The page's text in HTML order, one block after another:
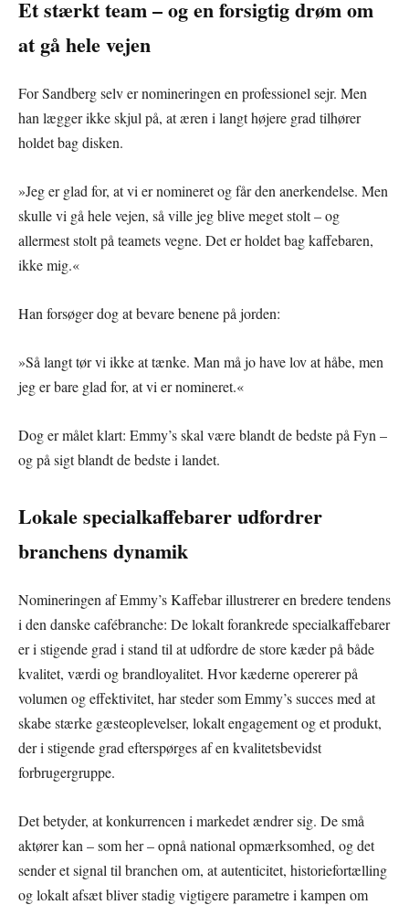
Et stærkt team – og en forsigtig drøm om
at gå hele vejen
For Sandberg selv er nomineringen en professionel sejr. Men
han lægger ikke skjul på, at æren i langt højere grad tilhører
holdet bag disken.
»Jeg er glad for, at vi er nomineret og får den anerkendelse. Men
skulle vi gå hele vejen, så ville jeg blive meget stolt – og
allermest stolt på teamets vegne. Det er holdet bag kaffebaren,
ikke mig.«
Han forsøger dog at bevare benene på jorden:
»Så langt tør vi ikke at tænke. Man må jo have lov at håbe, men
jeg er bare glad for, at vi er nomineret.«
Dog er målet klart: Emmy’s skal være blandt de bedste på Fyn –
og på sigt blandt de bedste i landet.
Lokale specialkaffebarer udfordrer
branchens dynamik
Nomineringen af Emmy’s Kaffebar illustrerer en bredere tendens
i den danske cafébranche: De lokalt forankrede specialkaffebarer
er i stigende grad i stand til at udfordre de store kæder på både
kvalitet, værdi og brandloyalitet. Hvor kæderne opererer på
volumen og effektivitet, har steder som Emmy’s succes med at
skabe stærke gæsteoplevelser, lokalt engagement og et produkt,
der i stigende grad efterspørges af en kvalitetsbevidst
forbrugergruppe.
Det betyder, at konkurrencen i markedet ændrer sig. De små
aktører kan – som her – opnå national opmærksomhed, og det
sender et signal til branchen om, at autenticitet, historiefortælling
og lokalt afsæt bliver stadig vigtigere parametre i kampen om